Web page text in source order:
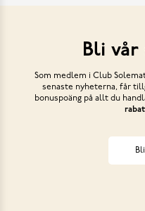
Bli vår
Som medlem i Club
senaste nyheterna, får
bonuspoäng på allt du